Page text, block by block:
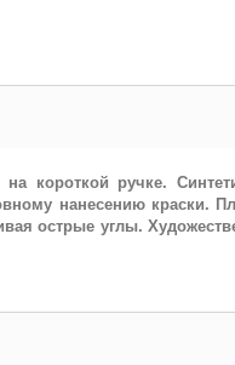
короткой ручке.
нанесению краски.
острые углы.